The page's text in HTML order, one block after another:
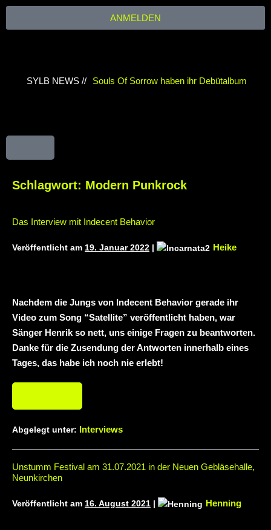
SYLB NEWS // Souls Of Sorrow haben ihr Debütalbum
22.11.2025 im Parkhaus Meiderich,
Duisburg (Vorbericht) Warfield Within mit
Necrotic Woods, Vendul und Altruist am
24.10.2025 im ROTTSTR5-THEATER,
Bochum
ANMELDEN
Schlagwort: Modern Punkrock
Das Interview mit Indecent Behavior
Veröffentlicht am 19. Januar 2022 | Heike
Nachdem die Jungs von Indecent Behavior gerade ihr
Video zum Song “Satellite” veröffentlicht haben, war
Sänger Henrik so nett, uns einige Fragen zu beantworten.
Danke für die Zusendung der Antworten innerhalb eines
Tages, das habe ich noch nie erlebt!
Abgelegt unter: Interviews
Unstumm Festival am 31.07.2021 in der Neuen Gebläsehalle,
Neunkirchen
Veröffentlicht am 16. August 2021 | Henning